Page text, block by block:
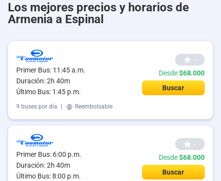
Los mejores precios y horarios de
Armenia a Espinal
Primer Bus: 11:45 a.m.
Duración: 2h 40m
Último Bus: 1:45 p.m.
--
Desde$68.000
Buscar
9 buses por día Reembolsable
Primer Bus: 6:00 p.m.
Duración: 2h 40m
Último Bus: 8:00 p.m.
--
Desde$68.000
Buscar